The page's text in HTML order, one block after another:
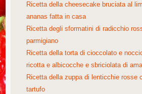
Ricetta della cheesecake bruciata al
ananas fatta in casa
Ricetta degli sformatini di radicchio
parmigiano
Ricetta della torta di cioccolato e
ricotta e albicocche e sbriciolata di
Ricetta della zuppa di lenticchie rosse
tartufo